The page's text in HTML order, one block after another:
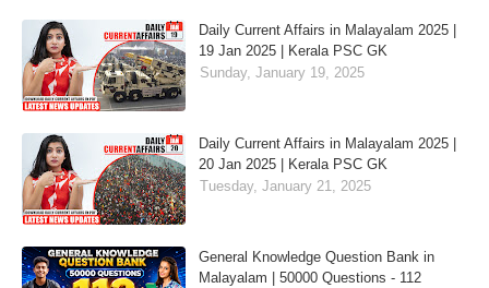
Daily Current Affairs in Malayalam 2025 |
19 Jan 2025 | Kerala PSC GK
Sunday, January 19, 2025
Daily Current Affairs in Malayalam 2025 |
20 Jan 2025 | Kerala PSC GK
Tuesday, January 21, 2025
General Knowledge Question Bank in
Malayalam | 50000 Questions - 112